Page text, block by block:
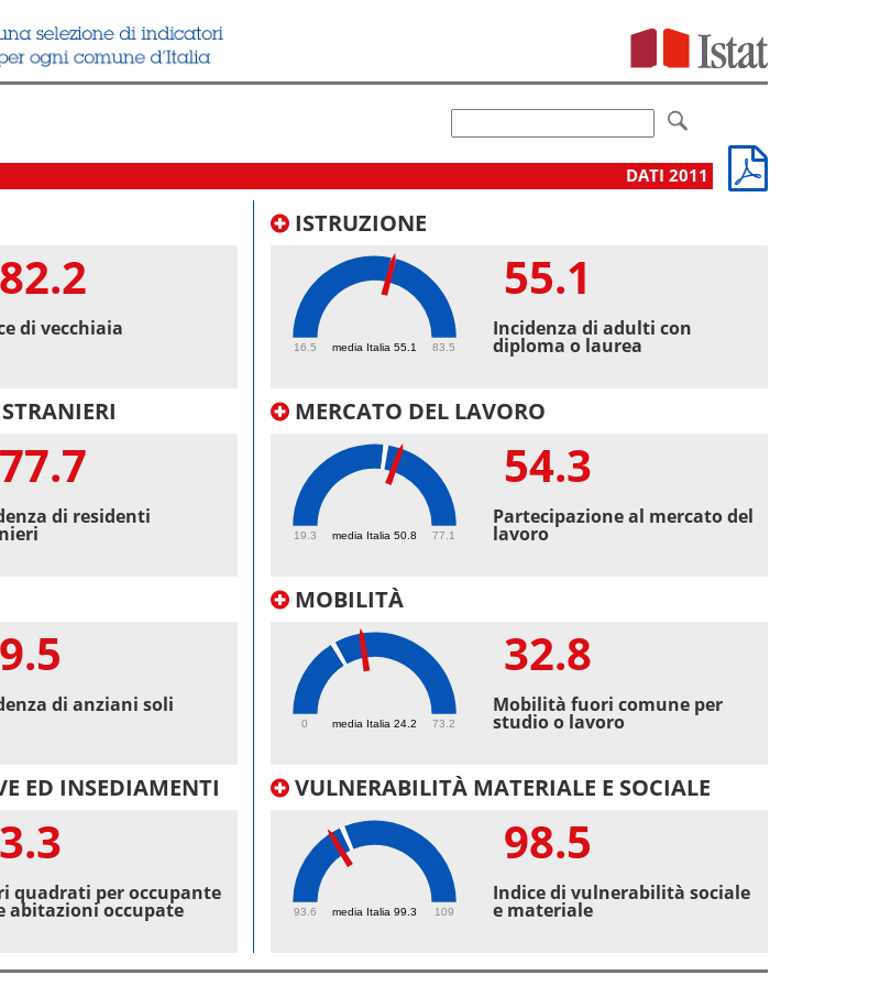
DATI 2011
di vecchiaia
di residenti
di anziani soli
ED INSEDIAMENTI
quadrati per occupante
abitazioni occupate
ISTRUZIONE
media Italia 55.1
16.5 83.5
55.1
Incidenza di adulti con
diploma o laurea
MERCATO DEL LAVORO
media Italia 50.8
19.3 77.1
54.3
Partecipazione al mercato del
lavoro
MOBILITÀ
media Italia 24.2
0 73.2
32.8
Mobilità fuori comune per
studio o lavoro
VULNERABILITÀ MATERIALE E SOCIALE
media Italia 99.3
93.6 109
98.5
Indice di vulnerabilità sociale
e materiale